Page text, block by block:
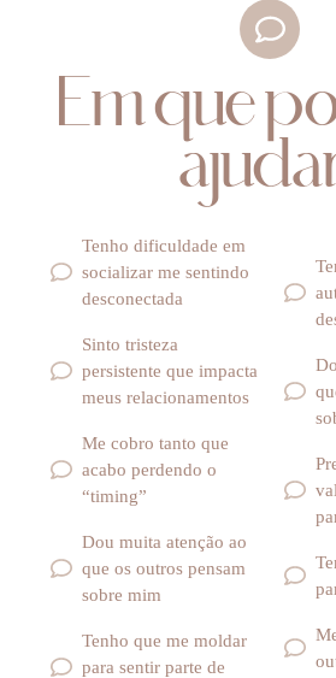
Em que
Tenho dificuldade em
socializar me sentindo
desconectada
Sinto tristeza
persistente que impacta
meus relacionamentos
Me cobro tanto que
acabo perdendo o
“timing”
Dou muita atenção ao
que os outros pensam
sobre mim
Tenho que me moldar
para sentir parte de